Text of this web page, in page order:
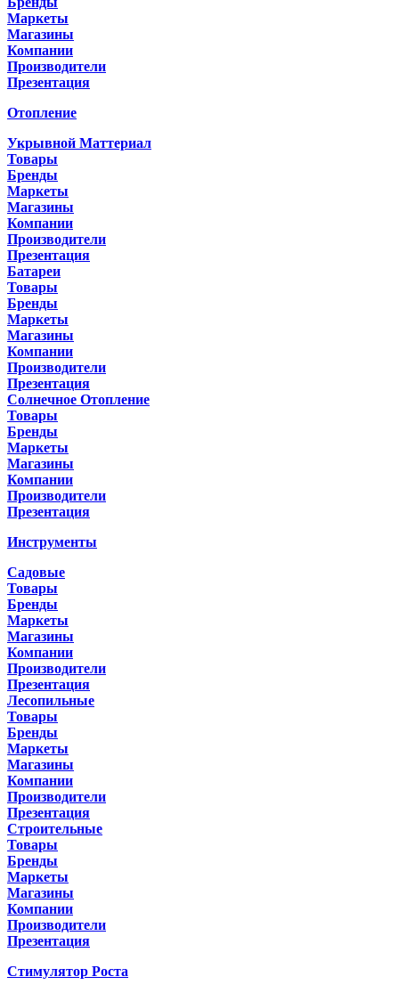
Маркеты
Магазины
Компании
Производители
Презентация
Отопление
Укрывной Маттериал
Товары
Бренды
Маркеты
Магазины
Компании
Производители
Презентация
Батареи
Товары
Бренды
Маркеты
Магазины
Компании
Производители
Презентация
Солнечное Отопление
Товары
Бренды
Маркеты
Магазины
Компании
Производители
Презентация
Инструменты
Садовые
Товары
Бренды
Маркеты
Магазины
Компании
Производители
Презентация
Лесопильные
Товары
Бренды
Маркеты
Магазины
Компании
Производители
Презентация
Строительные
Товары
Бренды
Маркеты
Магазины
Компании
Производители
Презентация
Стимулятор Роста